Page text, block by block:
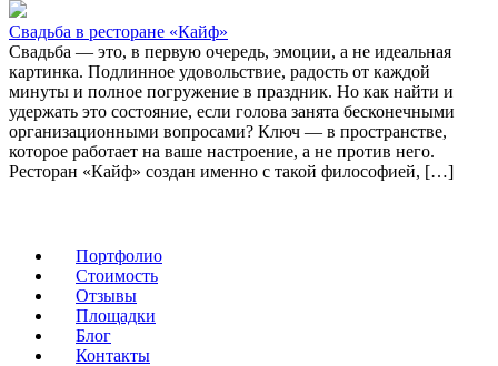
Свадьба в ресторане «Кайф»
Свадьба — это, в первую очередь, эмоции, а не идеальная
картинка. Подлинное удовольствие, радость от каждой
минуты и полное погружение в праздник. Но как найти и
удержать это состояние, если голова занята бесконечными
организационными вопросами? Ключ — в пространстве,
которое работает на ваше настроение, а не против него.
Ресторан «Кайф» создан именно с такой философией, […]
Портфолио
Стоимость
Отзывы
Площадки
Блог
Контакты